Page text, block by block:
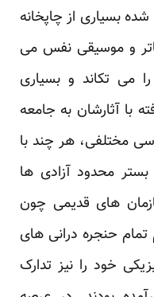
بسیاری از چاپخانه
و موسیقی نفس می
می تکاند و بسیاری
با آثارشان به جامعه
مختلفی، هر چند با
محدود آزادی ها
های قدیمی چون
حنجره درانی های
خود را نیز تدارک